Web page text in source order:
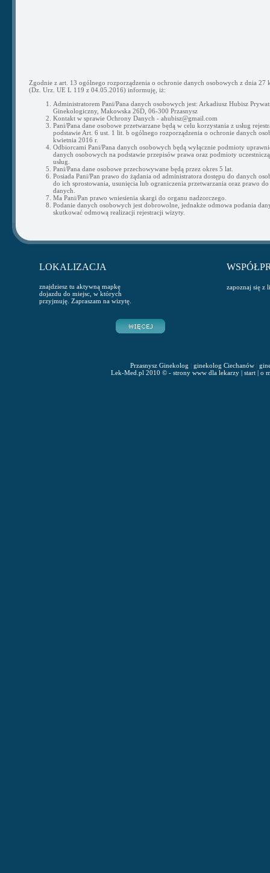
Zgodnie z art. 13 ogólnego rozporządzenia o ochronie danych osobowych z dnia 27
(Dz. Urz. UE L 119 z 04.05.2016) informuję, iż:
Administratorem Pani/Pana danych osobowych jest: Arkadiusz Hubisz
Ginekologiczny, Makowska 26D, 06-300 Przasnysz
Kontakt w sprawie Ochrony Danych - ahubisz@gmail.com
Pani/Pana dane osobowe przetwarzane będą w celu korzystania z usług
podstawie Art. 6 ust. 1 lit. b ogólnego rozporządzenia o ochronie danych
kwietnia 2016 r.
Odbiorcami Pani/Pana danych osobowych będą wyłącznie podmioty
danych osobowych na podstawie przepisów prawa oraz podmioty
usług.
Pani/Pana dane osobowe przechowywane będą przez okres 5 lat.
Posiada Pani/Pan prawo do żądania od administratora dostępu do danych
do ich sprostowania, usunięcia lub ograniczenia przetwarzania oraz prawo do
danych.
Ma Pani/Pan prawo wniesienia skargi do organu nadzorczego.
Podanie danych osobowych jest dobrowolne, jednakże odmowa podania
skutkować odmową realizacji rejestracji wizyty.
LOKALIZACJA
znajdziesz tu aktywną mapkę
dojazdu do miejsc, w których
przyjmuję. Zapraszam na wizytę.
zapoznaj się z
Przasnysz Ginekolog | ginekolog Ciechanów|
Lek-Med.pl 2010 © - strony www dla lekarzy| start| o